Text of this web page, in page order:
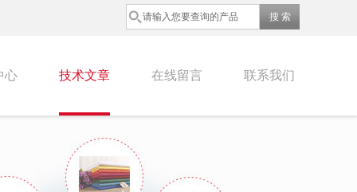
心 技术文章 在线留言 联系我们